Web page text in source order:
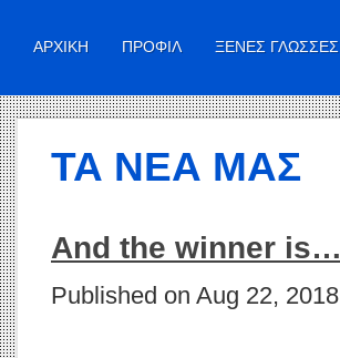
ΑΡΧΙΚΗ ΠΡΟΦΙΛ ΞΕΝΕΣ ΓΛΩΣΣΕΣ
ΤΑ ΝΕΑ ΜΑΣ
And the winner is…
Published on Aug 22, 2018